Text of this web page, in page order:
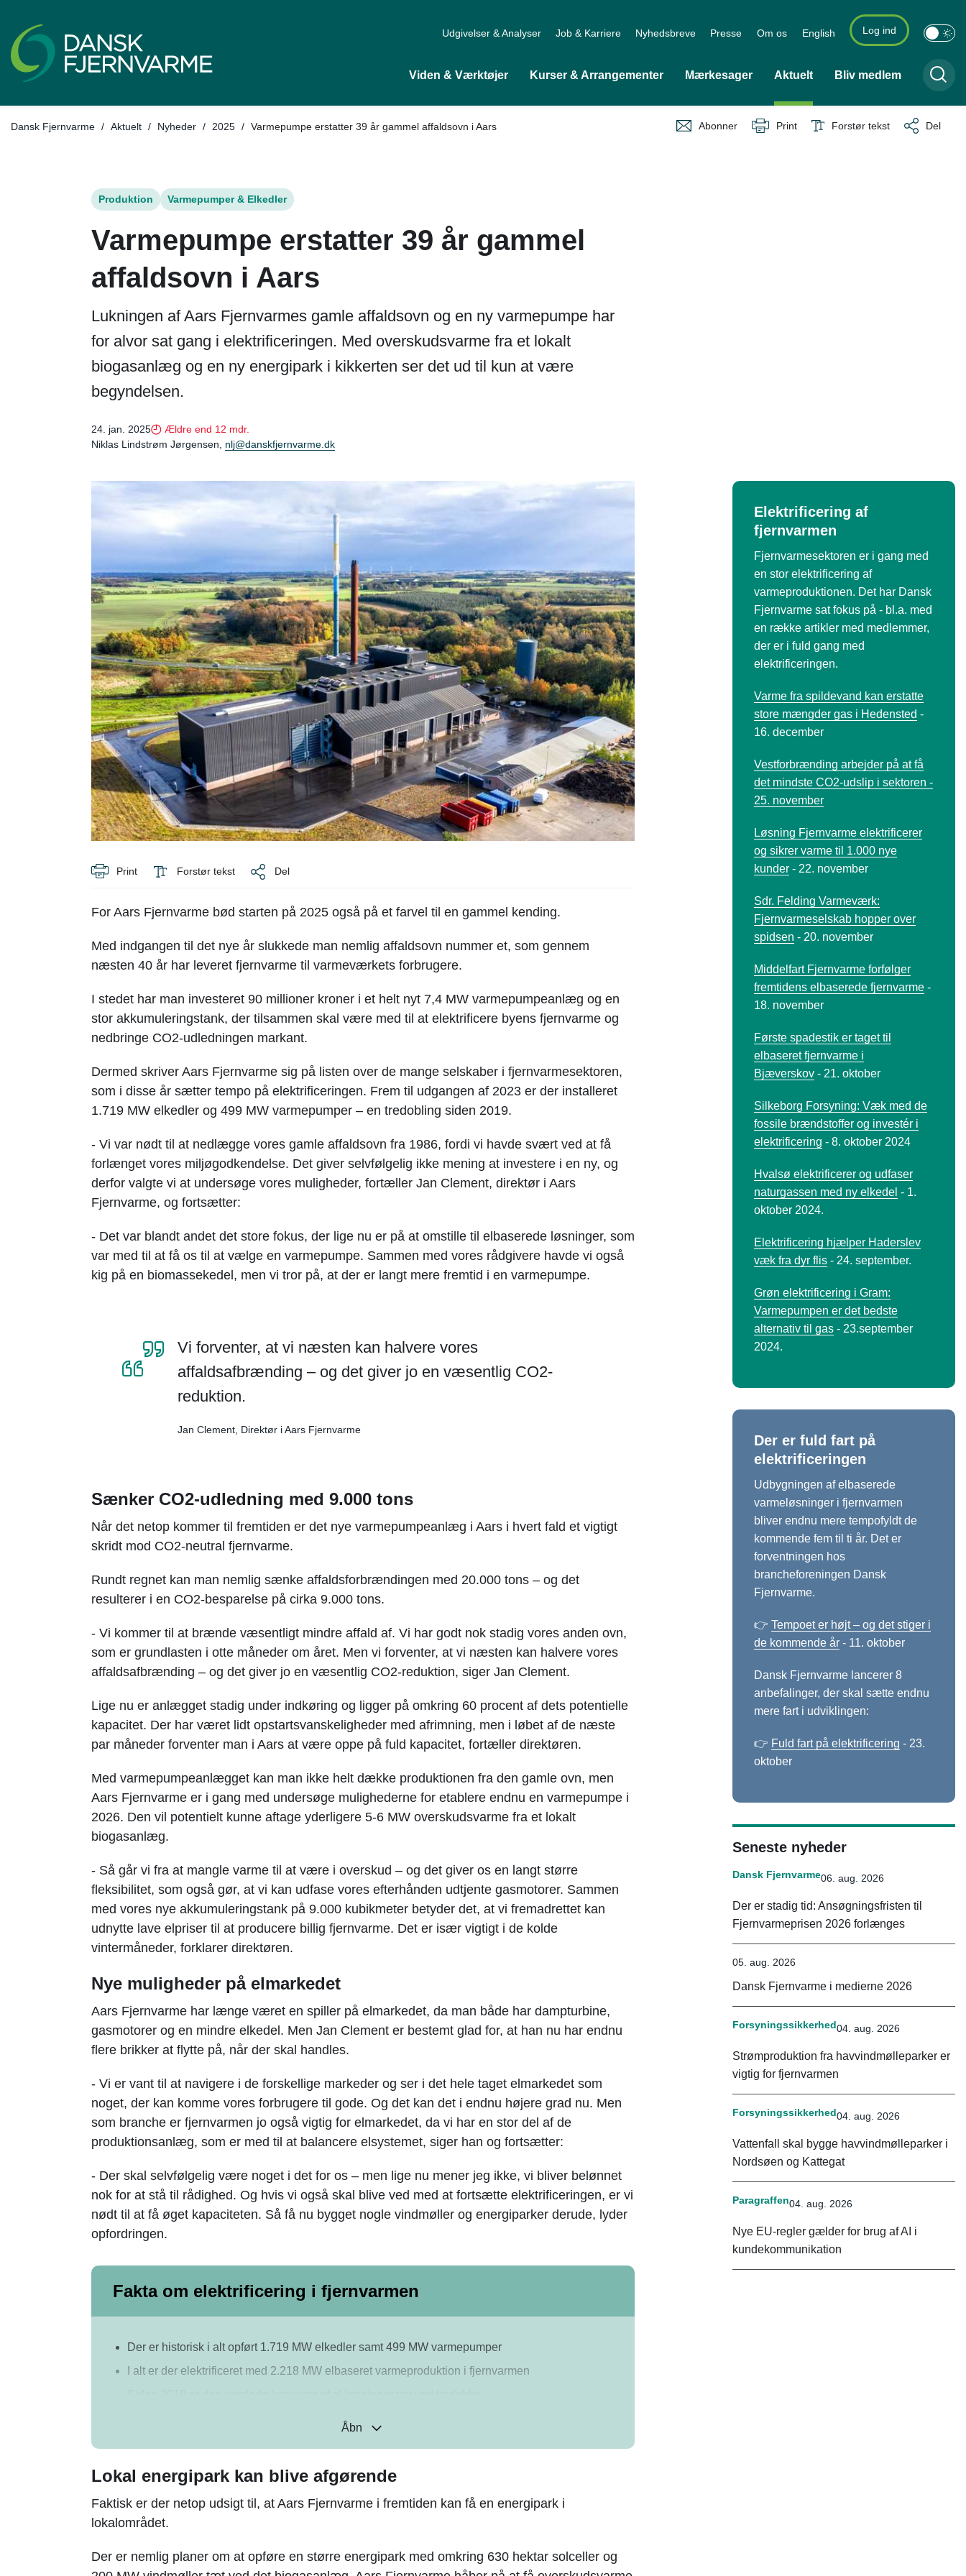
Udgivelser & Analyser Job & Karriere Nyhedsbreve Presse Om os English Log ind
Viden & Værktøjer Kurser & Arrangementer Mærkesager Aktuelt Bliv medlem
Dansk Fjernvarme / Aktuelt / Nyheder / Tilbage til
2025 / Varmepumpe erstatter 39 år gammel affaldsovn i Aars Abonner Print Forstør tekst Del
Produktion Varmepumper & Elkedler
Varmepumpe erstatter 39 år gammel
affaldsovn i Aars
Lukningen af Aars Fjernvarmes gamle affaldsovn og en ny varmepumpe har
for alvor sat gang i elektrificeringen. Med overskudsvarme fra et lokalt
biogasanlæg og en ny energipark i kikkerten ser det ud til kun at være
begyndelsen.
24. jan. 2025
Ældre end 12 mdr.
Niklas Lindstrøm Jørgensen, nlj@danskfjernvarme.dk
Print Forstør tekst Del
For Aars Fjernvarme bød starten på 2025 også på et farvel til en gammel kending.
Med indgangen til det nye år slukkede man nemlig affaldsovn nummer et, som gennem
næsten 40 år har leveret fjernvarme til varmeværkets forbrugere.
I stedet har man investeret 90 millioner kroner i et helt nyt 7,4 MW varmepumpeanlæg og en
stor akkumuleringstank, der tilsammen skal være med til at elektrificere byens fjernvarme og
nedbringe CO2-udledningen markant.
Dermed skriver Aars Fjernvarme sig på listen over de mange selskaber i fjernvarmesektoren,
som i disse år sætter tempo på elektrificeringen. Frem til udgangen af 2023 er der installeret
1.719 MW elkedler og 499 MW varmepumper – en tredobling siden 2019.
- Vi var nødt til at nedlægge vores gamle affaldsovn fra 1986, fordi vi havde svært ved at få
forlænget vores miljøgodkendelse. Det giver selvfølgelig ikke mening at investere i en ny, og
derfor valgte vi at undersøge vores muligheder, fortæller Jan Clement, direktør i Aars
Fjernvarme, og fortsætter:
- Det var blandt andet det store fokus, der lige nu er på at omstille til elbaserede løsninger, som
var med til at få os til at vælge en varmepumpe. Sammen med vores rådgivere havde vi også
kig på en biomassekedel, men vi tror på, at der er langt mere fremtid i en varmepumpe.
Vi forventer, at vi næsten kan halvere vores
affaldsafbrænding – og det giver jo en væsentlig CO2-
reduktion.
Jan Clement, Direktør i Aars Fjernvarme
Sænker CO2-udledning med 9.000 tons
Når det netop kommer til fremtiden er det nye varmepumpeanlæg i Aars i hvert fald et vigtigt
skridt mod CO2-neutral fjernvarme.
Rundt regnet kan man nemlig sænke affaldsforbrændingen med 20.000 tons – og det
resulterer i en CO2-besparelse på cirka 9.000 tons.
- Vi kommer til at brænde væsentligt mindre affald af. Vi har godt nok stadig vores anden ovn,
som er grundlasten i otte måneder om året. Men vi forventer, at vi næsten kan halvere vores
affaldsafbrænding – og det giver jo en væsentlig CO2-reduktion, siger Jan Clement.
Lige nu er anlægget stadig under indkøring og ligger på omkring 60 procent af dets potentielle
kapacitet. Der har været lidt opstartsvanskeligheder med afrimning, men i løbet af de næste
par måneder forventer man i Aars at være oppe på fuld kapacitet, fortæller direktøren.
Med varmepumpeanlægget kan man ikke helt dække produktionen fra den gamle ovn, men
Aars Fjernvarme er i gang med undersøge mulighederne for etablere endnu en varmepumpe i
2026. Den vil potentielt kunne aftage yderligere 5-6 MW overskudsvarme fra et lokalt
biogasanlæg.
- Så går vi fra at mangle varme til at være i overskud – og det giver os en langt større
fleksibilitet, som også gør, at vi kan udfase vores efterhånden udtjente gasmotorer. Sammen
med vores nye akkumuleringstank på 9.000 kubikmeter betyder det, at vi fremadrettet kan
udnytte lave elpriser til at producere billig fjernvarme. Det er især vigtigt i de kolde
vintermåneder, forklarer direktøren.
Nye muligheder på elmarkedet
Aars Fjernvarme har længe været en spiller på elmarkedet, da man både har dampturbine,
gasmotorer og en mindre elkedel. Men Jan Clement er bestemt glad for, at han nu har endnu
flere brikker at flytte på, når der skal handles.
- Vi er vant til at navigere i de forskellige markeder og ser i det hele taget elmarkedet som
noget, der kan komme vores forbrugere til gode. Og det kan det i endnu højere grad nu. Men
som branche er fjernvarmen jo også vigtig for elmarkedet, da vi har en stor del af de
produktionsanlæg, som er med til at balancere elsystemet, siger han og fortsætter:
- Der skal selvfølgelig være noget i det for os – men lige nu mener jeg ikke, vi bliver belønnet
nok for at stå til rådighed. Og hvis vi også skal blive ved med at fortsætte elektrificeringen, er vi
nødt til at få øget kapaciteten. Så få nu bygget nogle vindmøller og energiparker derude, lyder
opfordringen.
Fakta om elektrificering i fjernvarmen
Åbn
Der er historisk i alt opført 1.719 MW elkedler samt 499 MW varmepumper
I alt er der elektrificeret med 2.218 MW elbaseret varmeproduktion i fjernvarmen
Alene i 2023 er der opført 615 MW el-løsninger
Lokal energipark kan blive afgørende
Faktisk er der netop udsigt til, at Aars Fjernvarme i fremtiden kan få en energipark i
lokalområdet.
Der er nemlig planer om at opføre en større energipark med omkring 630 hektar solceller og
Elektrificering af
fjernvarmen
Fjernvarmesektoren er i gang med
en stor elektrificering af
varmeproduktionen. Det har Dansk
Fjernvarme sat fokus på - bl.a. med
en række artikler med medlemmer,
der er i fuld gang med
elektrificeringen.
Varme fra spildevand kan erstatte
store mængder gas i Hedensted -
16. december
Vestforbrænding arbejder på at få
det mindste CO2-udslip i sektoren -
25. november
Løsning Fjernvarme elektrificerer
og sikrer varme til 1.000 nye
kunder - 22. november
Sdr. Felding Varmeværk:
Fjernvarmeselskab hopper over
spidsen - 20. november
Middelfart Fjernvarme forfølger
fremtidens elbaserede fjernvarme -
18. november
Første spadestik er taget til
elbaseret fjernvarme i
Bjæverskov - 21. oktober
Silkeborg Forsyning: Væk med de
fossile brændstoffer og investér i
elektrificering - 8. oktober 2024
Hvalsø elektrificerer og udfaser
naturgassen med ny elkedel - 1.
oktober 2024.
Elektrificering hjælper Haderslev
væk fra dyr flis - 24. september.
Grøn elektrificering i Gram:
Varmepumpen er det bedste
alternativ til gas - 23.september
2024.
Der er fuld fart på
elektrificeringen
Udbygningen af elbaserede
varmeløsninger i fjernvarmen
bliver endnu mere tempofyldt de
kommende fem til ti år. Det er
forventningen hos
brancheforeningen Dansk
Fjernvarme.
👉Tempoet er højt – og det stiger i
de kommende år - 11. oktober
Dansk Fjernvarme lancerer 8
anbefalinger, der skal sætte endnu
mere fart i udviklingen:
👉 Fuld fart på elektrificering - 23.
oktober
Seneste nyheder
Dansk Fjernvarme06. aug. 2026
Der er stadig tid: Ansøgningsfristen til
Fjernvarmeprisen 2026 forlænges
05. aug. 2026
Dansk Fjernvarme i medierne 2026
Forsyningssikkerhed04. aug. 2026
Strømproduktion fra havvindmølleparker er
vigtig for fjernvarmen
Forsyningssikkerhed04. aug. 2026
Vattenfall skal bygge havvindmølleparker i
Nordsøen og Kattegat
Paragraffen04. aug. 2026
Nye EU-regler gælder for brug af AI i
kundekommunikation